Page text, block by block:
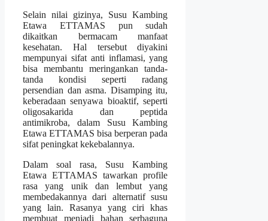
Selain nilai gizinya, Susu Kambing
Etawa ETTAMAS pun sudah
dikaitkan bermacam manfaat
kesehatan. Hal tersebut diyakini
mempunyai sifat anti inflamasi, yang
bisa membantu meringankan tanda-
tanda kondisi seperti radang
persendian dan asma. Disamping itu,
keberadaan senyawa bioaktif, seperti
oligosakarida dan peptida
antimikroba, dalam Susu Kambing
Etawa ETTAMAS bisa berperan pada
sifat peningkat kekebalannya.
Dalam soal rasa, Susu Kambing
Etawa ETTAMAS tawarkan profile
rasa yang unik dan lembut yang
membedakannya dari alternatif susu
yang lain. Rasanya yang ciri khas
membuat menjadi bahan serbaguna